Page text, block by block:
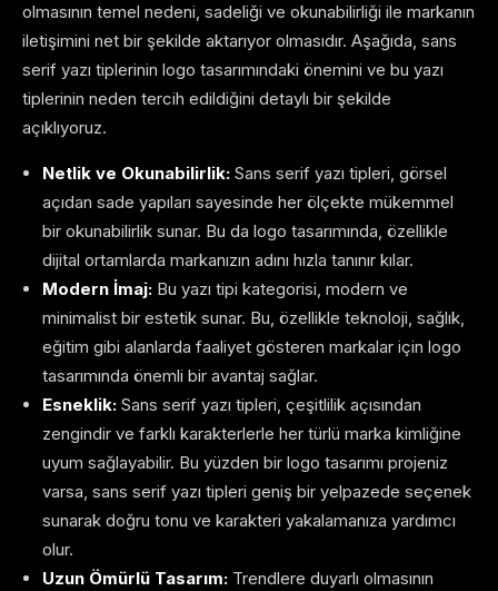
olmasının temel nedeni, sadeliği ve okunabilirliği ile markanın
iletişimini net bir şekilde aktarıyor olmasıdır. Aşağıda, sans
serif yazı tiplerinin logo tasarımındaki önemini ve bu yazı
tiplerinin neden tercih edildiğini detaylı bir şekilde
açıklıyoruz.
Netlik ve Okunabilirlik: Sans serif yazı tipleri, görsel
açıdan sade yapıları sayesinde her ölçekte mükemmel
bir okunabilirlik sunar. Bu da logo tasarımında, özellikle
dijital ortamlarda markanızın adını hızla tanınır kılar.
Modern İmaj: Bu yazı tipi kategorisi, modern ve
minimalist bir estetik sunar. Bu, özellikle teknoloji, sağlık,
eğitim gibi alanlarda faaliyet gösteren markalar için logo
tasarımında önemli bir avantaj sağlar.
Esneklik: Sans serif yazı tipleri, çeşitlilik açısından
zengindir ve farklı karakterlerle her türlü marka kimliğine
uyum sağlayabilir. Bu yüzden bir logo tasarımı projeniz
varsa, sans serif yazı tipleri geniş bir yelpazede seçenek
sunarak doğru tonu ve karakteri yakalamanıza yardımcı
olur.
Uzun Ömürlü Tasarım: Trendlere duyarlı olmasının